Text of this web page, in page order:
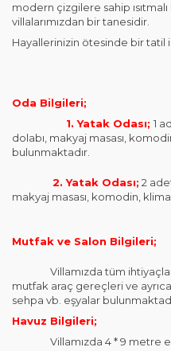
modern çizgilere sahip
villalarımızdan bir tanesidir.
Hayallerinizin ötesinde bir tatil
Oda Bilgileri;
1. Yatak Odası; 1
dolabı, makyaj masası,
bulunmaktadır.
2. Yatak Odası; 2
makyaj masası, komodin,
Mutfak ve Salon Bilgileri;
Villamızda tüm
mutfak araç gereçleri ve
sehpa vb. eşyalar
Havuz Bilgileri;
Villamızda 4 * 9 metre